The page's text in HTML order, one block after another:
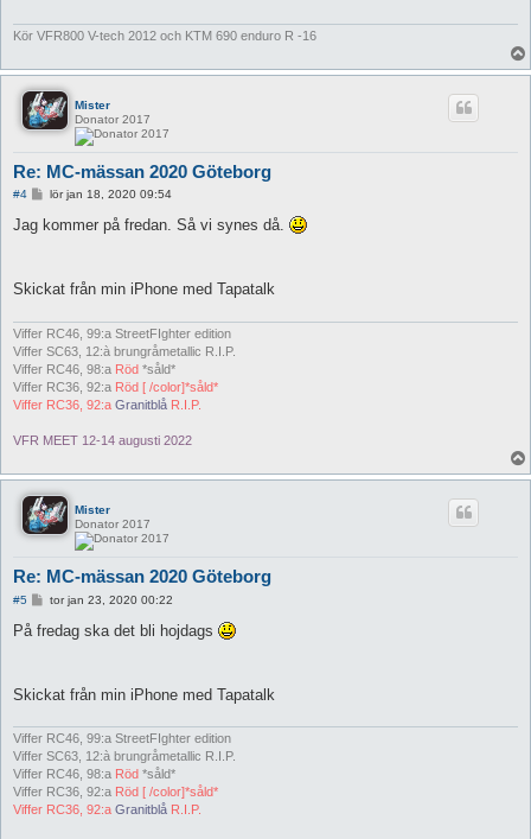
Kör VFR800 V-tech 2012 och KTM 690 enduro R -16
Mister
Donator 2017
Re: MC-mässan 2020 Göteborg
#4
l
lör jan 18, 2020 09:54
Jag kommer på fredan. Så vi synes då.
Skickat från min iPhone med Tapatalk
Viffer RC46, 99:a StreetFIghter edition
Viffer SC63, 12:à brungråmetallic R.I.P.
Viffer RC46, 98:a Röd *såld*
Viffer RC36, 92:a Röd [ /color]*såld*
Viffer RC36, 92:a Granitblå R.I.P.
VFR MEET 12-14 augusti 2022
Mister
Donator 2017
Re: MC-mässan 2020 Göteborg
#5
l
tor jan 23, 2020 00:22
På fredag ska det bli hojdags
Skickat från min iPhone med Tapatalk
Viffer RC46, 99:a StreetFIghter edition
Viffer SC63, 12:à brungråmetallic R.I.P.
Viffer RC46, 98:a Röd *såld*
Viffer RC36, 92:a Röd [ /color]*såld*
Viffer RC36, 92:a Granitblå R.I.P.